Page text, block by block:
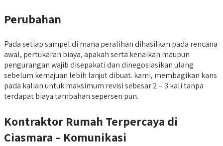
Perubahan
Pada setiap sampel di mana peralihan dihasilkan pada rencana
awal, pertukaran biaya, apakah serta kenaikan maupun
pengurangan wajib disepakati dan dinegosiasikan ulang
sebelum kemajuan lebih lanjut dibuat. kami, membagikan kans
pada kalian untuk maksimum revisi sebesar 2 – 3 kali tanpa
terdapat biaya tambahan sepersen pun.
Kontraktor Rumah Terpercaya di
Ciasmara – Komunikasi